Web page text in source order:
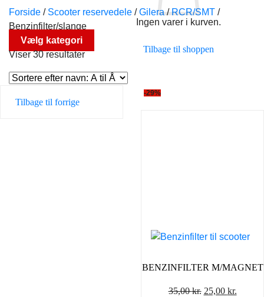
Ingen varer i kurven.
Tilbage til shoppen
Forside / Scooter reservedele / Gilera / RCR/SMT /
Benzinfilter/slange
Vælg kategori
Viser 30 resultater
Tilbage til forrige
-29%
BENZINFILTER M/MAGNET
35,00kr. Den
25,00 kr.Den